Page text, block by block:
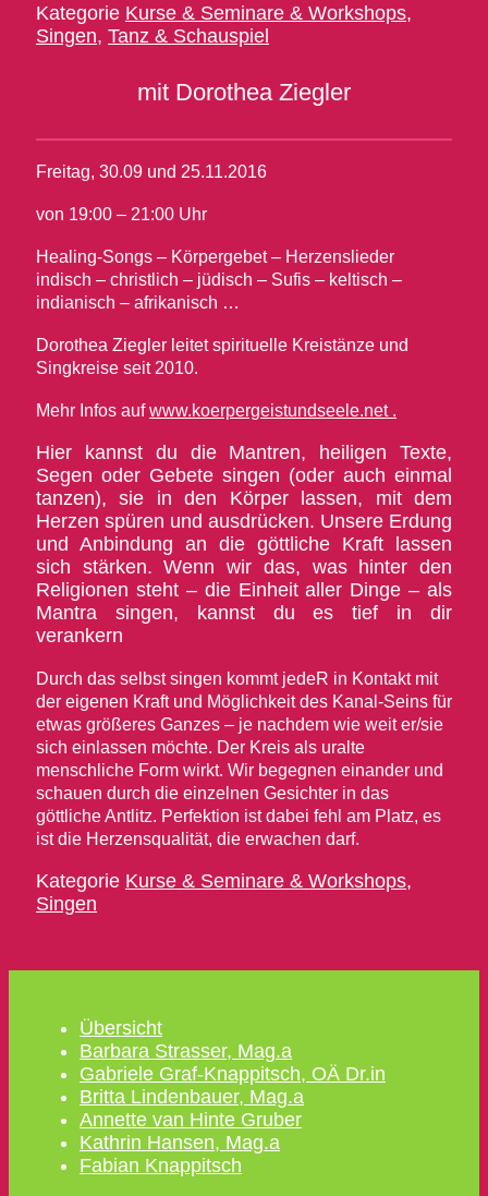
Kategorie Kurse & Seminare & Workshops,
Singen, Tanz & Schauspiel
mit Dorothea Ziegler
Freitag, 30.09 und 25.11.2016
von 19:00 – 21:00 Uhr
Healing-Songs – Körpergebet – Herzenslieder
indisch – christlich – jüdisch – Sufis – keltisch –
indianisch – afrikanisch …
Dorothea Ziegler leitet spirituelle Kreistänze und
Singkreise seit 2010.
Mehr Infos aufwww.koerpergeistundseele.net .
Hier kannst du die Mantren, heiligen Texte,
Segen oder Gebete singen (oder auch einmal
tanzen), sie in den Körper lassen, mit dem
Herzen spüren und ausdrücken. Unsere Erdung
und Anbindung an die göttliche Kraft lassen
sich stärken. Wenn wir das, was hinter den
Religionen steht – die Einheit aller Dinge – als
Mantra singen, kannst du es tief in dir
verankern
Durch das selbst singen kommt jedeR in Kontakt mit
der eigenen Kraft und Möglichkeit des Kanal-Seins für
etwas größeres Ganzes – je nachdem wie weit er/sie
sich einlassen möchte. Der Kreis als uralte
menschliche Form wirkt. Wir begegnen einander und
schauen durch die einzelnen Gesichter in das
göttliche Antlitz. Perfektion ist dabei fehl am Platz, es
ist die Herzensqualität, die erwachen darf.
Kategorie Kurse & Seminare & Workshops,
Singen
Übersicht
Barbara Strasser, Mag.a
Gabriele Graf-Knappitsch, OÄ Dr.in
Britta Lindenbauer, Mag.a
Annette van Hinte Gruber
Kathrin Hansen, Mag.a
Fabian Knappitsch